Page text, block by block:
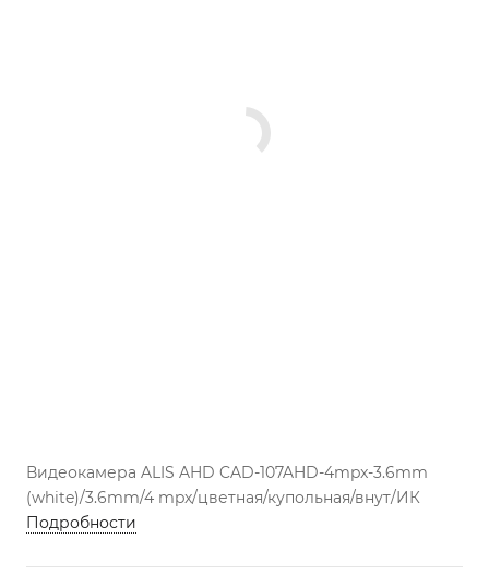
Видеокамера ALIS AHD CAD-107AHD-4mpx-3.6mm
(white)/3.6mm/4 mpx/цветная/купольная/внут/ИК
Подробности